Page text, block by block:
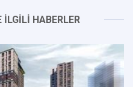
İLGİLİ HABERLER